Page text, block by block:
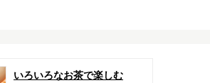
いろいろなお茶で楽しむ